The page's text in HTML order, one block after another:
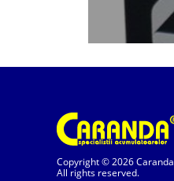
Copyright © 2026 Caranda
All rights reserved.